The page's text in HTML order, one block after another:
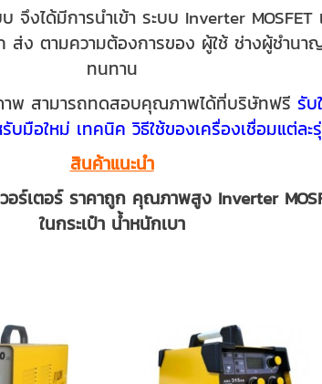
ได้มีการนำเข้า ระบบ Inverter MOSFET
ส่ง ตามความต้องการของ ผู้ใช้ ช่างผู้ชำน
ทนทาน
ามารถทดสอบคุณภาพได้ที่บริษัทฟรี รับ
บมือใหม่ เทคนิค วิธีใช้ของเครื่องเชื่อมแต่ละ
สินค้าแนะนำ
อร์เตอร์ ราคาถูก คุณภาพสูง Inverter
ในกระเป๋า น้ำหนักเบา